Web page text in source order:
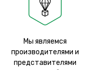
Мы являемся
производителями и
представителями